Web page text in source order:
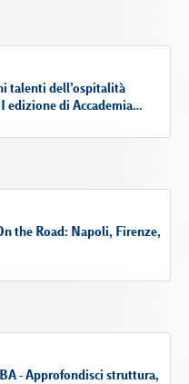
talenti dell’ospitalità
edizione di Accademia
the Road: Napoli, Firenze,
- Approfondisci struttura,